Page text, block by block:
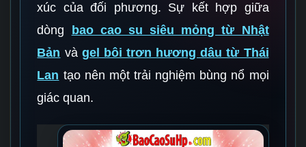
xúc của đối phương. Sự kết hợp giữa
dòng
bao cao su siêu mỏng từ Nhật
Bản và gel bôi trơn hương dâu từ Thái
Lan tạo nên một trải nghiệm bùng nổ mọi
giác quan.